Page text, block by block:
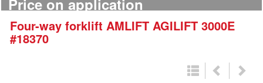
Price on application
Four-way forklift AMLIFT AGILIFT 3000E
#18370